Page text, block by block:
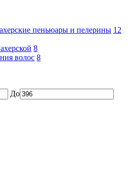
пеньюары и пелерины 12
8
волос 8
До